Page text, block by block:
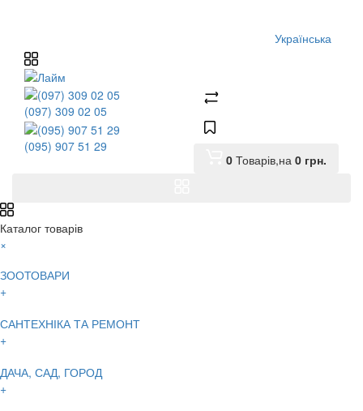
Українська
(097) 309 02 05
(095) 907 51 29
0 Товарів,на 0 грн.
Каталог товарів
×
ЗООТОВАРИ
+
САНТЕХНІКА ТА РЕМОНТ
+
ДАЧА, САД, ГОРОД
+